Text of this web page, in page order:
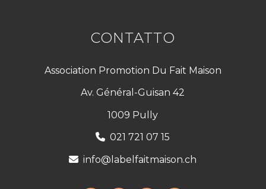
CONTATTO
Association Promotion Du Fait Maison
Av. Général-Guisan 42
1009 Pully
021 721 07 15
info@labelfaitmaison.ch